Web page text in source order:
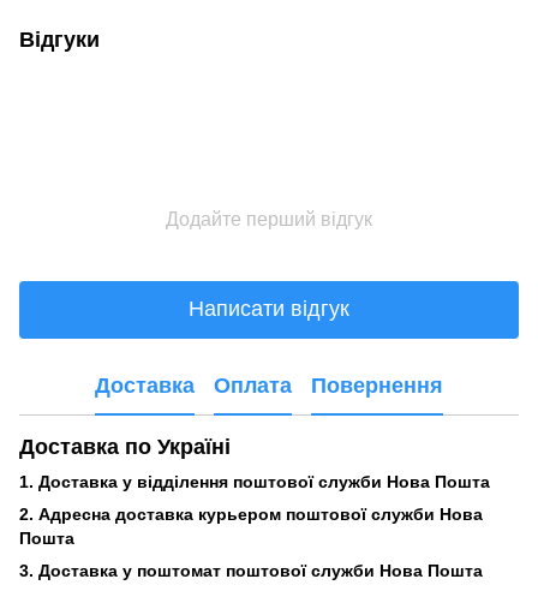
Відгуки
Додайте перший відгук
Написати відгук
Доставка Оплата Повернення
Доставка по Україні
1. Доставка у відділення поштової служби Нова Пошта
2. Адресна доставка курьером поштової служби Нова
Пошта
3. Доставка у поштомат поштової служби Нова Пошта